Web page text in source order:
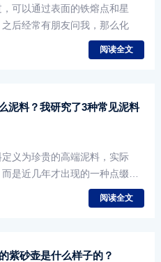
可以通过表面的铁熔点和星
后经常有朋友问我，那么化
阅读全文
泥料？我研究了3种常见泥料
义为珍贵的高端泥料，实际
是近几年才出现的一种点缀技
。也有人认为所谓的紫玉金砂
一种称呼，但并没有相关的记
阅读全文
紫砂壶是什么样子的？